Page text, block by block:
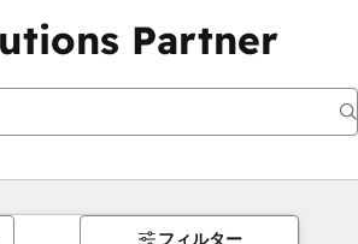
Partner
フィルター